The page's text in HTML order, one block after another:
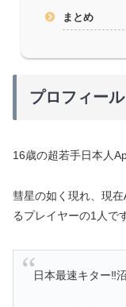
まとめ
プロフィール
16歳の超若手日本人
彗星の如く現れ、現
るプレイヤーの1人で
日本最速キター‼